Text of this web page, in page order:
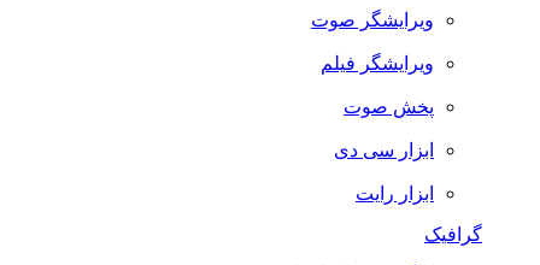
ویرایشگر صوت
ویرایشگر فیلم
پخش صوت
ابزار سی دی
ابزار رایت
گرافیک